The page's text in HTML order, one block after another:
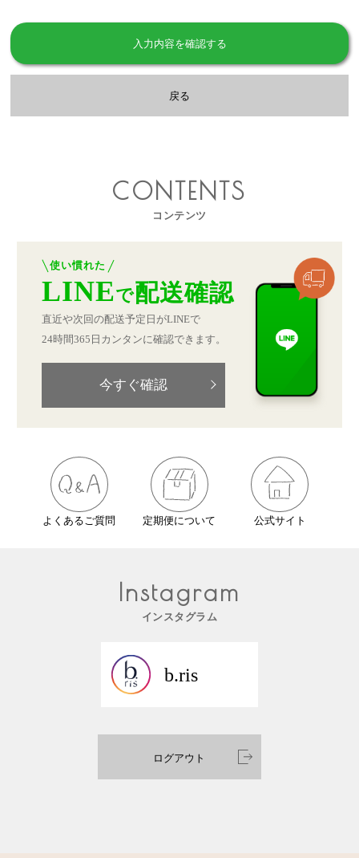
入力内容を確認する
戻る
CONTENTS
コンテンツ
使い慣れた
LINEで配送確認
直近や次回の配送予定日がLINEで
24時間365日カンタンに確認できます。
今すぐ確認
よくあるご質問 定期便について 公式サイト
Instagram
インスタグラム
b.ris
ログアウト